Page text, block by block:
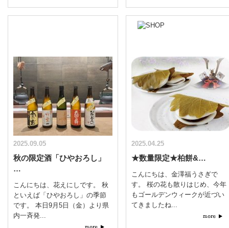
2025.09.05
秋の限定酒「ひやおろし」
…
こんにちは、花えにしです。 秋
といえば「ひやおろし」の季節
です。 本日9月5日（金）より県
内一斉発...
2025.04.25
★数量限定★柏餅&…
こんにちは、金澤福うさぎで
す。 桜の花も散りはじめ、今年
もゴールデンウィークが近づい
てきましたね...